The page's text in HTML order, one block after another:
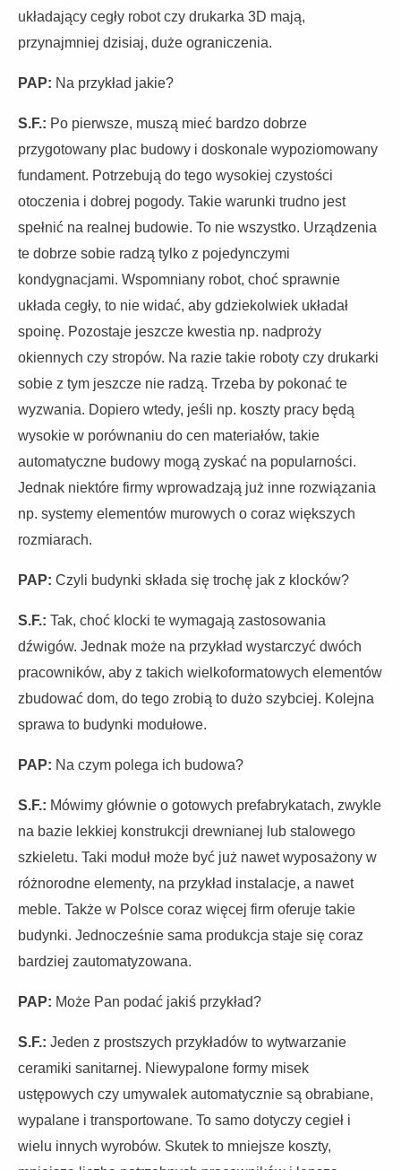
układający cegły robot czy drukarka 3D mają,
przynajmniej dzisiaj, duże ograniczenia.
PAP: Na przykład jakie?
S.F.: Po pierwsze, muszą mieć bardzo dobrze
przygotowany plac budowy i doskonale wypoziomowany
fundament. Potrzebują do tego wysokiej czystości
otoczenia i dobrej pogody. Takie warunki trudno jest
spełnić na realnej budowie. To nie wszystko. Urządzenia
te dobrze sobie radzą tylko z pojedynczymi
kondygnacjami. Wspomniany robot, choć sprawnie
układa cegły, to nie widać, aby gdziekolwiek układał
spoinę. Pozostaje jeszcze kwestia np. nadproży
okiennych czy stropów. Na razie takie roboty czy drukarki
sobie z tym jeszcze nie radzą. Trzeba by pokonać te
wyzwania. Dopiero wtedy, jeśli np. koszty pracy będą
wysokie w porównaniu do cen materiałów, takie
automatyczne budowy mogą zyskać na popularności.
Jednak niektóre firmy wprowadzają już inne rozwiązania
np. systemy elementów murowych o coraz większych
rozmiarach.
PAP: Czyli budynki składa się trochę jak z klocków?
S.F.: Tak, choć klocki te wymagają zastosowania
dźwigów. Jednak może na przykład wystarczyć dwóch
pracowników, aby z takich wielkoformatowych elementów
zbudować dom, do tego zrobią to dużo szybciej. Kolejna
sprawa to budynki modułowe.
PAP: Na czym polega ich budowa?
S.F.: Mówimy głównie o gotowych prefabrykatach, zwykle
na bazie lekkiej konstrukcji drewnianej lub stalowego
szkieletu. Taki moduł może być już nawet wyposażony w
różnorodne elementy, na przykład instalacje, a nawet
meble. Także w Polsce coraz więcej firm oferuje takie
budynki. Jednocześnie sama produkcja staje się coraz
bardziej zautomatyzowana.
PAP: Może Pan podać jakiś przykład?
S.F.: Jeden z prostszych przykładów to wytwarzanie
ceramiki sanitarnej. Niewypalone formy misek
ustępowych czy umywalek automatycznie są obrabiane,
wypalane i transportowane. To samo dotyczy cegieł i
wielu innych wyrobów. Skutek to mniejsze koszty,